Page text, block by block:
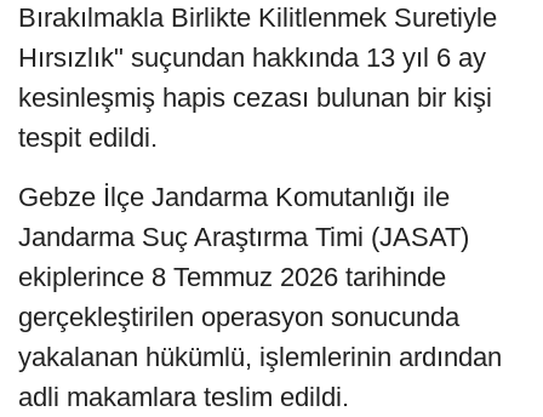
Bırakılmakla Birlikte Kilitlenmek Suretiyle
Hırsızlık" suçundan hakkında 13 yıl 6 ay
kesinleşmiş hapis cezası bulunan bir kişi
tespit edildi.
Gebze İlçe Jandarma Komutanlığı ile
Jandarma Suç Araştırma Timi (JASAT)
ekiplerince 8 Temmuz 2026 tarihinde
gerçekleştirilen operasyon sonucunda
yakalanan hükümlü, işlemlerinin ardından
adli makamlara teslim edildi.